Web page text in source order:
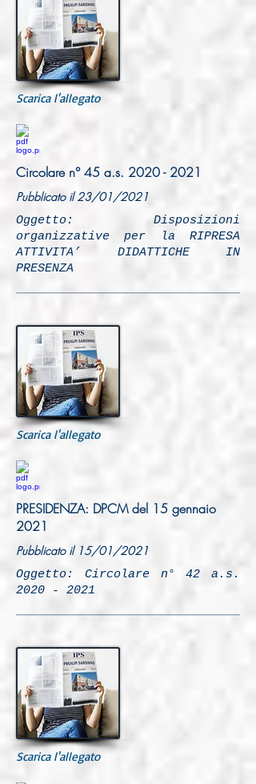
Scarica l'allegato
Circolare n° 45 a.s. 2020 - 2021
Pubblicato il 23/01/2021
Oggetto: Disposizioni
organizzative per la RIPRESA
ATTIVITA’ DIDATTICHE IN
PRESENZA
Scarica l'allegato
PRESIDENZA: DPCM del 15 gennaio
2021
Pubblicato il 15/01/2021
Oggetto: Circolare n° 42 a.s.
2020 - 2021
Scarica l'allegato